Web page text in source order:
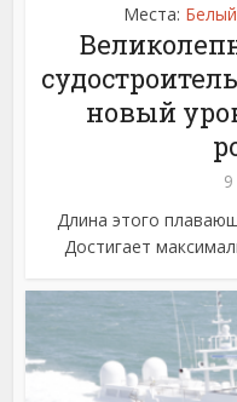
Места: Белый
новый
Длина этого
Достигает